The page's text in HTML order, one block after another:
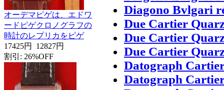
オーデマピゲは、エドワ
ードピゲクロノグラフの
時計のレプリカをピゲ
17425円
12827円
割引: 26%OFF
Diagono Bvlgari
Due Cartier
Due Cartier
Due Cartier
Datograph
Datograph